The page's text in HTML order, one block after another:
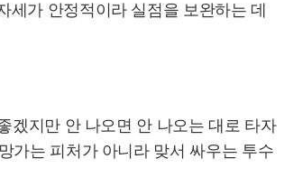
가 안정적이라 실점을 보완하는 데
겠지만 안 나오면 안 나오는 대로 타자
가는 피처가 아니라 맞서 싸우는 투수